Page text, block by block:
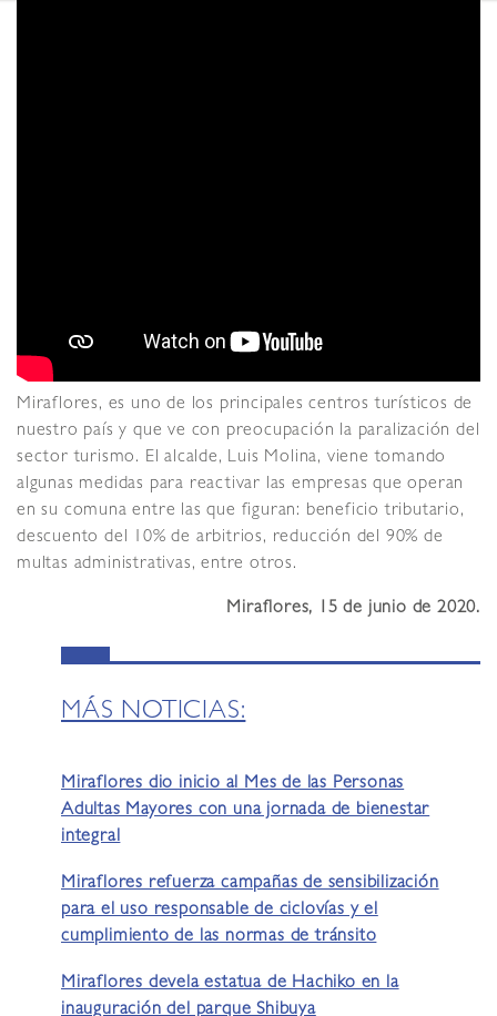
Miraflores, es uno de los principales centros turísticos de
nuestro país y que ve con preocupación la paralización del
sector turismo. El alcalde, Luis Molina, viene tomando
algunas medidas para reactivar las empresas que operan
en su comuna entre las que figuran: beneficio tributario,
descuento del 10% de arbitrios, reducción del 90% de
multas administrativas, entre otros.
Miraflores, 15 de junio de 2020.
MÁS NOTICIAS:
Miraflores dio inicio al Mes de las Personas
Adultas Mayores con una jornada de bienestar
integral
Miraflores refuerza campañas de sensibilización
para el uso responsable de ciclovías y el
cumplimiento de las normas de tránsito
Miraflores devela estatua de Hachiko en la
inauguración del parque Shibuya